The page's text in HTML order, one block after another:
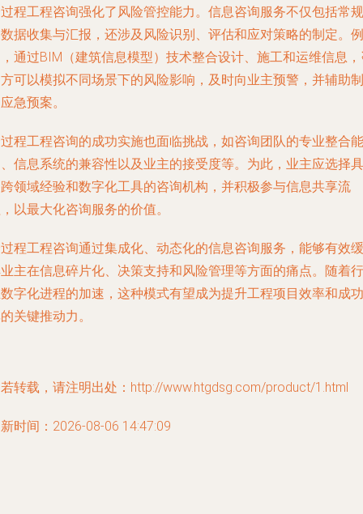
程工程咨询强化了风险管控能力。信息咨询服务不仅包括常规
据收集与汇报，还涉及风险识别、评估和应对策略的制定。例
通过BIM（建筑信息模型）技术整合设计、施工和运维信息
可以模拟不同场景下的风险影响，及时向业主预警，并辅助制
急预案。
程工程咨询的成功实施也面临挑战，如咨询团队的专业整合能
信息系统的兼容性以及业主的接受度等。为此，业主应选择具
领域经验和数字化工具的咨询机构，并积极参与信息共享流
以最大化咨询服务的价值。
程工程咨询通过集成化、动态化的信息咨询服务，能够有效缓
主在信息碎片化、决策支持和风险管理等方面的痛点。随着行
字化进程的加速，这种模式有望成为提升工程项目效率和成功
关键推动力。
转载，请注明出处：http://www.htgdsg.com/product/1.html
时间：2026-08-06 14:47:09